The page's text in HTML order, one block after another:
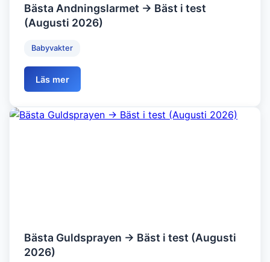
Bästa Andningslarmet → Bäst i test
(Augusti 2026)
Babyvakter
Läs mer
Bästa Guldsprayen → Bäst i test (Augusti
2026)